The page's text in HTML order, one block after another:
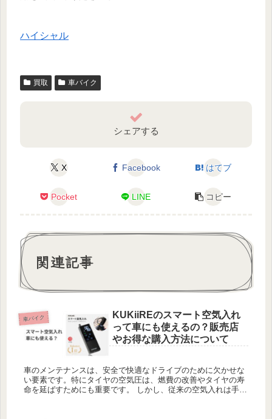
ハイシャル
買取 車バイク
シェアする
X Facebook はてブ
Pocket LINE コピー
関連記事
車バイク
KUKiiREのスマート空気入れ
って車にも使えるの？販売店
やお得な購入方法について
車のメンテナンスは、安全で快適なドライブのために欠かせな
い要素です。特にタイヤの空気圧は、燃費の改善やタイヤの寿
命を延ばすためにも重要です。 しかし、従来の空気入れは手間